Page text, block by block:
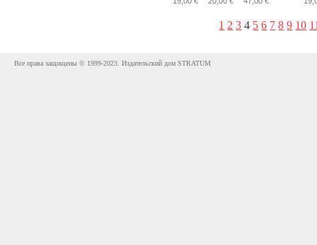
1 2 3 4 5 6 7 8 9 10
Все права защищены © 1999-2023. Издательский дом STRATUM